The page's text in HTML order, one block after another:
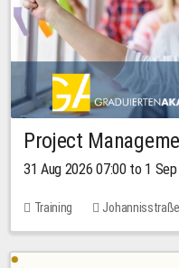
Project
31 Aug 2026 07:00 to 1
Training
No free places
30.00